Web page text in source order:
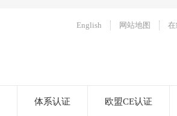
English 网站地图
体系认证 欧盟CE认证